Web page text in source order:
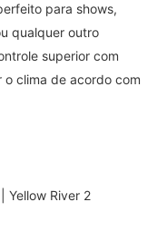
para shows,
qualquer outro
superior com
clima de acordo com